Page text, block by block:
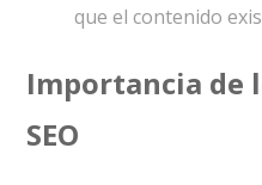
que el contenido
Importancia de
SEO